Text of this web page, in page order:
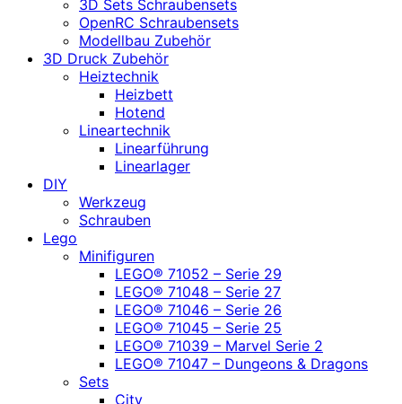
3D Sets Schraubensets
OpenRC Schraubensets
Modellbau Zubehör
3D Druck Zubehör
Heiztechnik
Heizbett
Hotend
Lineartechnik
Linearführung
Linearlager
DIY
Werkzeug
Schrauben
Lego
Minifiguren
LEGO® 71052 – Serie 29
LEGO® 71048 – Serie 27
LEGO® 71046 – Serie 26
LEGO® 71045 – Serie 25
LEGO® 71039 – Marvel Serie 2
LEGO® 71047 – Dungeons & Dragons
Sets
City